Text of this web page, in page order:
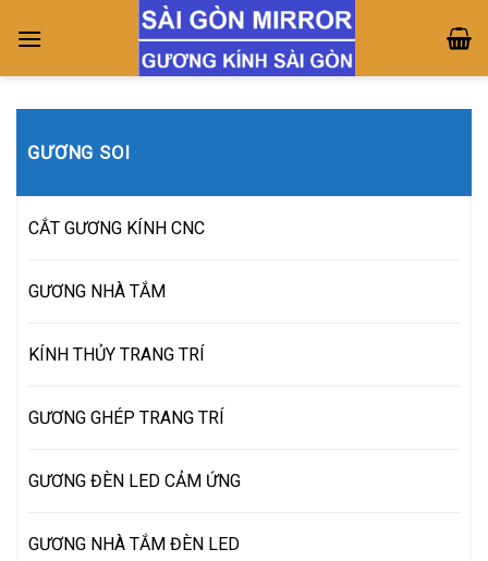
GƯƠNG SOI
CẮT GƯƠNG KÍNH CNC
GƯƠNG NHÀ TẮM
KÍNH THỦY TRANG TRÍ
GƯƠNG GHÉP TRANG TRÍ
GƯƠNG ĐÈN LED CẢM ỨNG
GƯƠNG NHÀ TẮM ĐÈN LED